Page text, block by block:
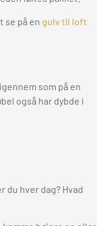
se på en gulv til loft
som på en
også har dybde i
du hver dag? Hvad